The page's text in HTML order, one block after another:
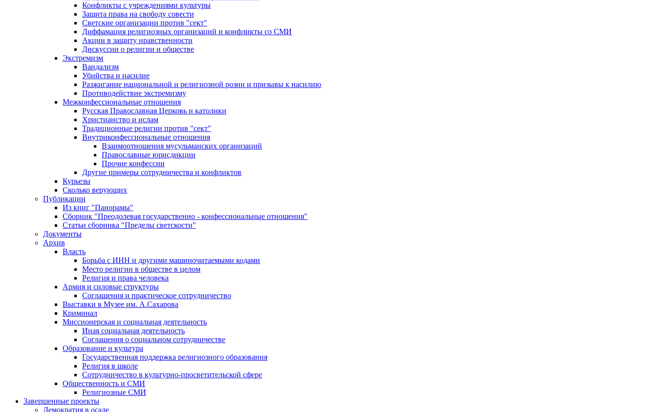
Конфликты с учреждениями культуры
Защита права на свободу совести
Светские организации против "сект"
Диффамация религиозных организаций и конфликты со СМИ
Акции в защиту нравственности
Дискуссии о религии и обществе
Экстремизм
Вандализм
Убийства и насилие
Разжигание национальной и религиозной розни и призывы к насилию
Противодействие экстремизму
Межконфессиональные отношения
Русская Православная Церковь и католики
Христианство и ислам
Традиционные религии против "сект"
Внутриконфессиональные отношения
Взаимоотношения мусульманских организаций
Православные юрисдикции
Прочие конфессии
Другие примеры сотрудничества и конфликтов
Курьезы
Сколько верующих
Публикации
Из книг "Панорамы"
Сборник "Преодолевая государственно - конфессиональные отношения"
Статьи сборника "Пределы светскости"
Документы
Архив
Власть
Борьба с ИНН и другими машиночитаемыми кодами
Место религии в обществе в целом
Религия и права человека
Армия и силовые структуры
Соглашения и практическое сотрудничество
Выставки в Музее им. А.Сахарова
Криминал
Миссионерская и социальная деятельность
Иная социальная деятельность
Соглашения о социальном сотрудничестве
Образование и культура
Государственная поддержка религиозного образования
Религия в школе
Сотрудничество в культурно-просветительской сфере
Общественность и СМИ
Религиозные СМИ
Завершенные проекты
Демократия в осаде